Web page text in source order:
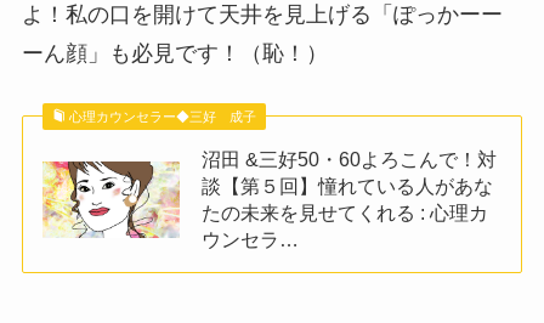
よ！私の口を開けて天井を見上げる「ぽっかーー
ーん顔」も必見です！（恥！）
心理カウンセラー◆三好 成子
沼田 &三好50・60よろこんで！対
談【第５回】憧れている人があな
たの未来を見せてくれる : 心理カ
ウンセラ…